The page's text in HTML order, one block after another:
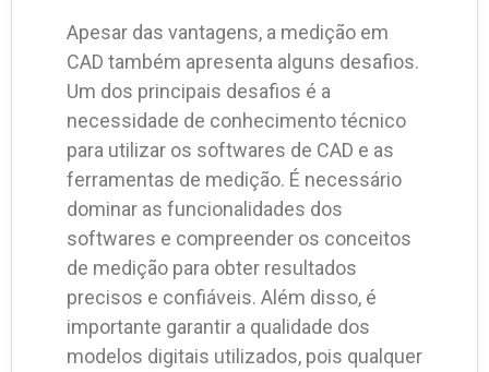
Apesar das vantagens, a medição em
CAD também apresenta alguns desafios.
Um dos principais desafios é a
necessidade de conhecimento técnico
para utilizar os softwares de CAD e as
ferramentas de medição. É necessário
dominar as funcionalidades dos
softwares e compreender os conceitos
de medição para obter resultados
precisos e confiáveis. Além disso, é
importante garantir a qualidade dos
modelos digitais utilizados, pois qualquer